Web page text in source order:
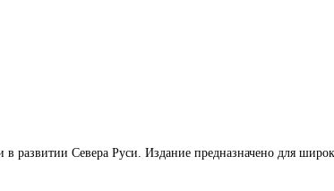
развитии Севера Руси. Издание предназначено для